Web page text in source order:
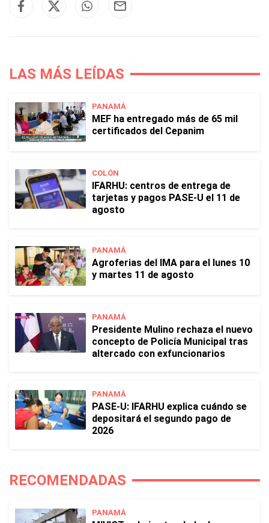
LAS MÁS LEÍDAS
PANAMÁ
MEF ha entregado más de 65 mil
certificados del Cepanim
COLÓN
IFARHU: centros de entrega de
tarjetas y pagos PASE-U el 11 de
agosto
PANAMÁ
Agroferias del IMA para el lunes 10
y martes 11 de agosto
PANAMÁ
Presidente Mulino rechaza el nuevo
concepto de Policía Municipal tras
altercado con exfuncionarios
PANAMÁ
PASE-U: IFARHU explica cuándo se
depositará el segundo pago de
2026
RECOMENDADAS
PANAMÁ